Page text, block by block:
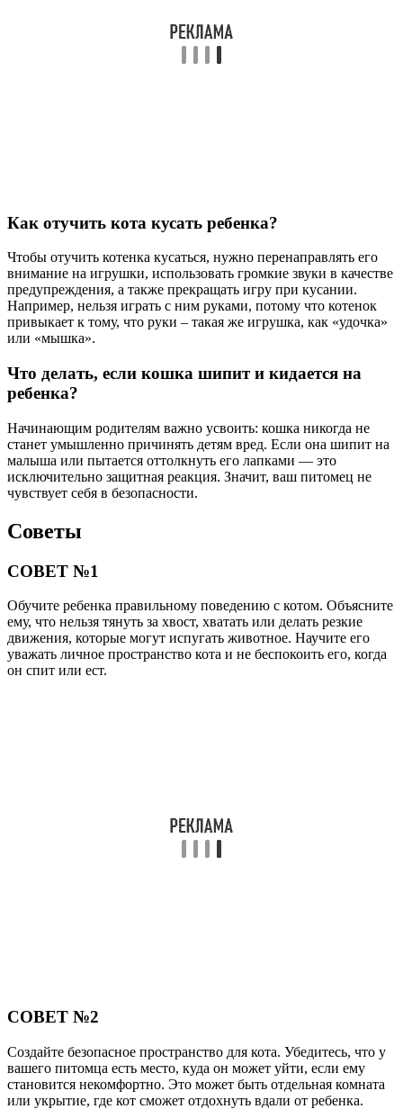
Как отучить кота кусать ребенка?
Чтобы отучить котенка кусаться, нужно перенаправлять его
внимание на игрушки, использовать громкие звуки в качестве
предупреждения, а также прекращать игру при кусании.
Например, нельзя играть с ним руками, потому что котенок
привыкает к тому, что руки – такая же игрушка, как «удочка»
или «мышка».
Что делать, если кошка шипит и кидается на
ребенка?
Начинающим родителям важно усвоить: кошка никогда не
станет умышленно причинять детям вред. Если она шипит на
малыша или пытается оттолкнуть его лапками — это
исключительно защитная реакция. Значит, ваш питомец не
чувствует себя в безопасности.
Советы
СОВЕТ №1
Обучите ребенка правильному поведению с котом. Объясните
ему, что нельзя тянуть за хвост, хватать или делать резкие
движения, которые могут испугать животное. Научите его
уважать личное пространство кота и не беспокоить его, когда
он спит или ест.
СОВЕТ №2
Создайте безопасное пространство для кота. Убедитесь, что у
вашего питомца есть место, куда он может уйти, если ему
становится некомфортно. Это может быть отдельная комната
или укрытие, где кот сможет отдохнуть вдали от ребенка.